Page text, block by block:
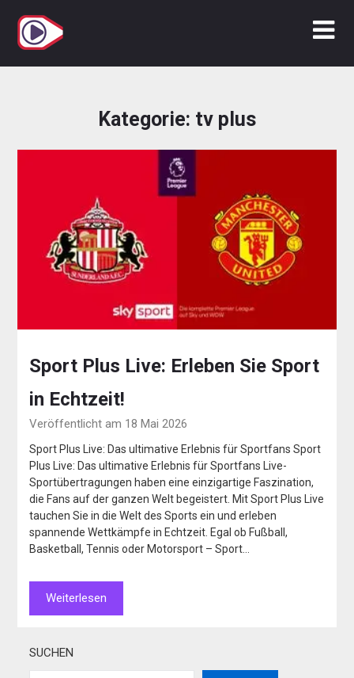
Inhalt
springen
Kategorie: tv plus
Sport Plus Live: Erleben Sie Sport
in Echtzeit!
Veröffentlicht am 18 Mai 2026
Sport Plus Live: Das ultimative Erlebnis für Sportfans Sport
Plus Live: Das ultimative Erlebnis für Sportfans Live-
Sportübertragungen haben eine einzigartige Faszination,
die Fans auf der ganzen Welt begeistert. Mit Sport Plus Live
tauchen Sie in die Welt des Sports ein und erleben
spannende Wettkämpfe in Echtzeit. Egal ob Fußball,
Basketball, Tennis oder Motorsport – Sport…
Weiterlesen
SUCHEN